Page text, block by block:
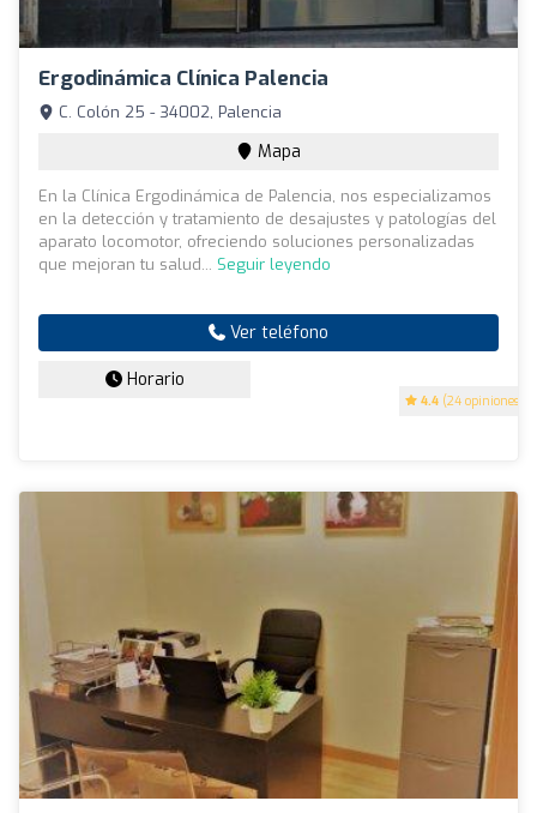
Ergodinámica Clínica Palencia
4.4 (24 opiniones)
C. Colón 25 - 34002, Palencia
Mapa
En la Clínica Ergodinámica de Palencia, nos especializamos
en la detección y tratamiento de desajustes y patologías del
aparato locomotor, ofreciendo soluciones personalizadas
que mejoran tu salud... Seguir leyendo
Ver teléfono
Horario